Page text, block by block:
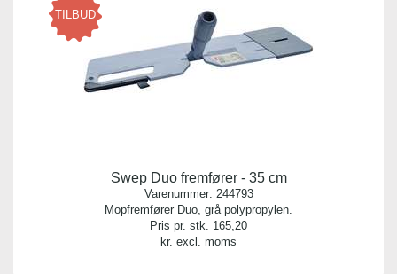
der er behov for færre mopper. Erstat også 50 cm
mopper med 75 cm i korridorer og lignende, hvilket
minimerede antallet af mopper yderligere. Dette giver en
lavere startinvestering samt en bedre en bedre
sikkerhedsgulve og gummigulve. Vaskes ved max. 95 C.
Tørretumbles ved max. 60 C.
TILBUD
Swep Duo fremfører - 35 cm
Varenummer: 244793
Mopfremfører Duo, grå polypropylen.
Pris pr. stk. 165,20
kr. excl. moms